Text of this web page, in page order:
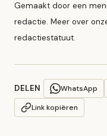
Gemaakt door een
redactie. Meer over
redactiestatuut.
DELEN WhatsApp
Link kopiëren